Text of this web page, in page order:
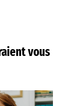
vous